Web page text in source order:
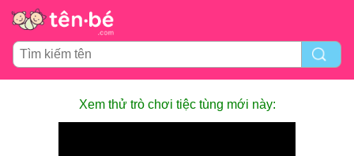
Xem thử trò chơi tiệc tùng mới này: